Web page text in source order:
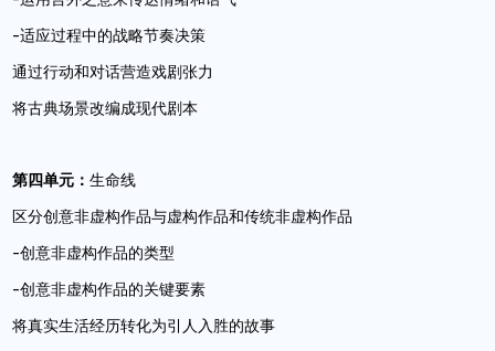
-适应过程中的战略节奏决策
通过行动和对话营造戏剧张力
将古典场景改编成现代剧本
第四单元：生命线
区分创意非虚构作品与虚构作品和传统非虚构作品
-创意非虚构作品的类型
-创意非虚构作品的关键要素
将真实生活经历转化为引人入胜的故事